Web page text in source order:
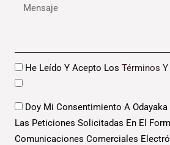
Mensaje
DatosHe Leído Y Acepto Los Términos
DatosDoy Mi Consentimiento A
Las Peticiones Solicitadas En El
Comunicaciones Comerciales